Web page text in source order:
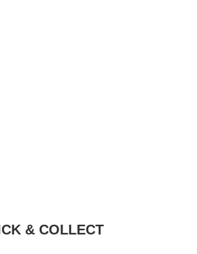
& COLLECT